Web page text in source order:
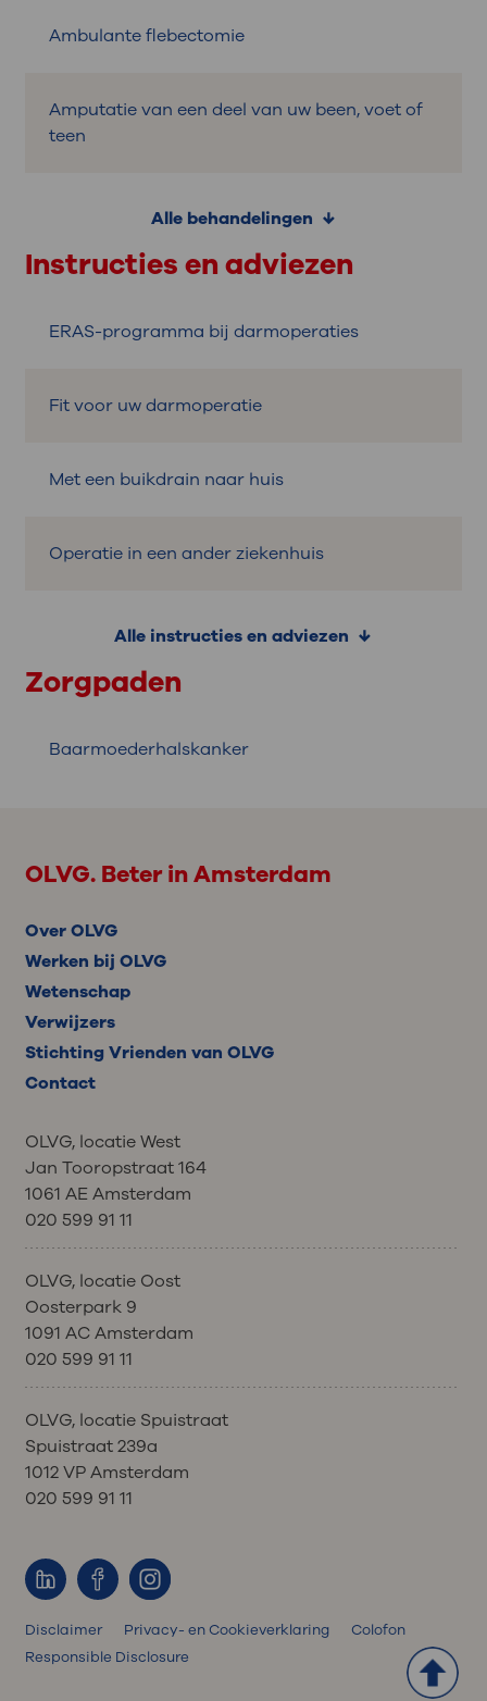
Ambulante flebectomie
Amputatie van een deel van uw been, voet of
teen
Alle behandelingen
Instructies en adviezen
ERAS-programma bij darmoperaties
Fit voor uw darmoperatie
Met een buikdrain naar huis
Operatie in een ander ziekenhuis
Alle instructies en adviezen
Zorgpaden
Baarmoederhalskanker
OLVG. Beter in Amsterdam
Over OLVG
Werken bij OLVG
Wetenschap
Verwijzers
Stichting Vrienden van OLVG
Contact
OLVG, locatie West
Jan Tooropstraat 164
1061 AE Amsterdam
020 599 91 11
OLVG, locatie Oost
Oosterpark 9
1091 AC Amsterdam
020 599 91 11
OLVG, locatie Spuistraat
Spuistraat 239a
1012 VP Amsterdam
020 599 91 11
Disclaimer Privacy- en Cookieverklaring
Colofon
Responsible Disclosure